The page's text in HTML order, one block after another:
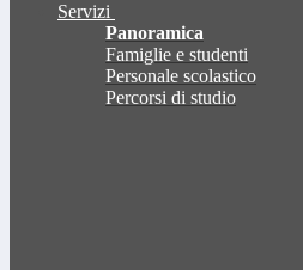
Servizi
Panoramica
Famiglie e studenti
Personale scolastico
Percorsi di studio